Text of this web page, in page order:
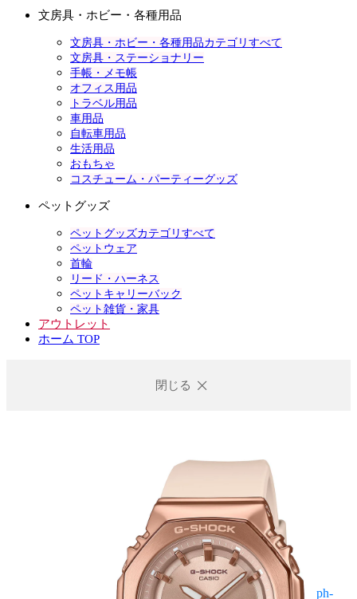
文房具・ホビー・各種用品
文房具・ホビー・各種用品カテゴリすべて
文房具・ステーショナリー
手帳・メモ帳
オフィス用品
トラベル用品
車用品
自転車用品
生活用品
おもちゃ
コスチューム・パーティーグッズ
ペットグッズ
ペットグッズカテゴリすべて
ペットウェア
首輪
リード・ハーネス
ペットキャリーバック
ペット雑貨・家具
アウトレット
ホーム TOP
閉じる